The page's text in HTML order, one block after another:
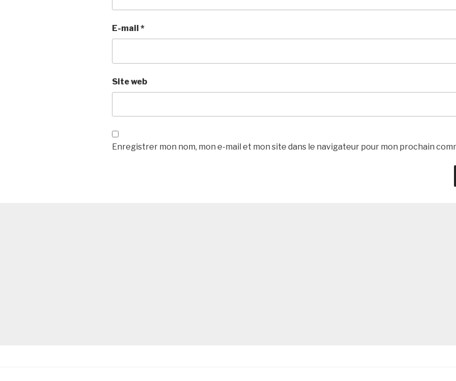
E-mail *
Site web
Enregistrer mon nom, mon e-mail et mon site dans le navigateur pour mon prochain